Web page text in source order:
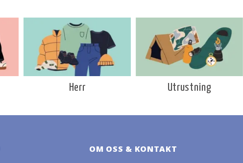
Herr Utrustning
OM OSS & KONTAKT